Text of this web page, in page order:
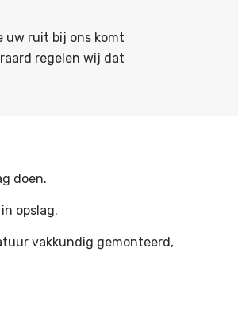
uw ruit bij ons komt
regelen wij dat
doen.
opslag.
vakkundig gemonteerd,